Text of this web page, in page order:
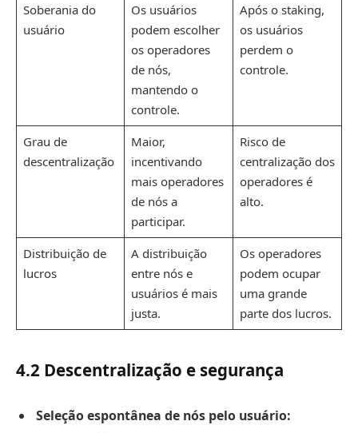
Soberania do
usuário
Os usuários
podem escolher
os operadores
de nós,
mantendo o
controle.
Após o staking,
os usuários
perdem o
controle.
Grau de
descentralização
Maior,
incentivando
mais operadores
de nós a
participar.
Risco de
centralização dos
operadores é
alto.
Distribuição de
lucros
A distribuição
entre nós e
usuários é mais
justa.
Os operadores
podem ocupar
uma grande
parte dos lucros.
4.2 Descentralização e segurança
Seleção espontânea de nós pelo usuário: